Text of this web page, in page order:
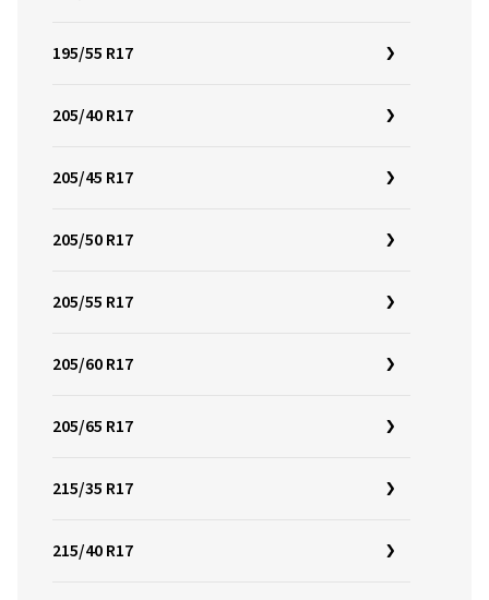
195/55 R17
205/40 R17
205/45 R17
205/50 R17
205/55 R17
205/60 R17
205/65 R17
215/35 R17
215/40 R17